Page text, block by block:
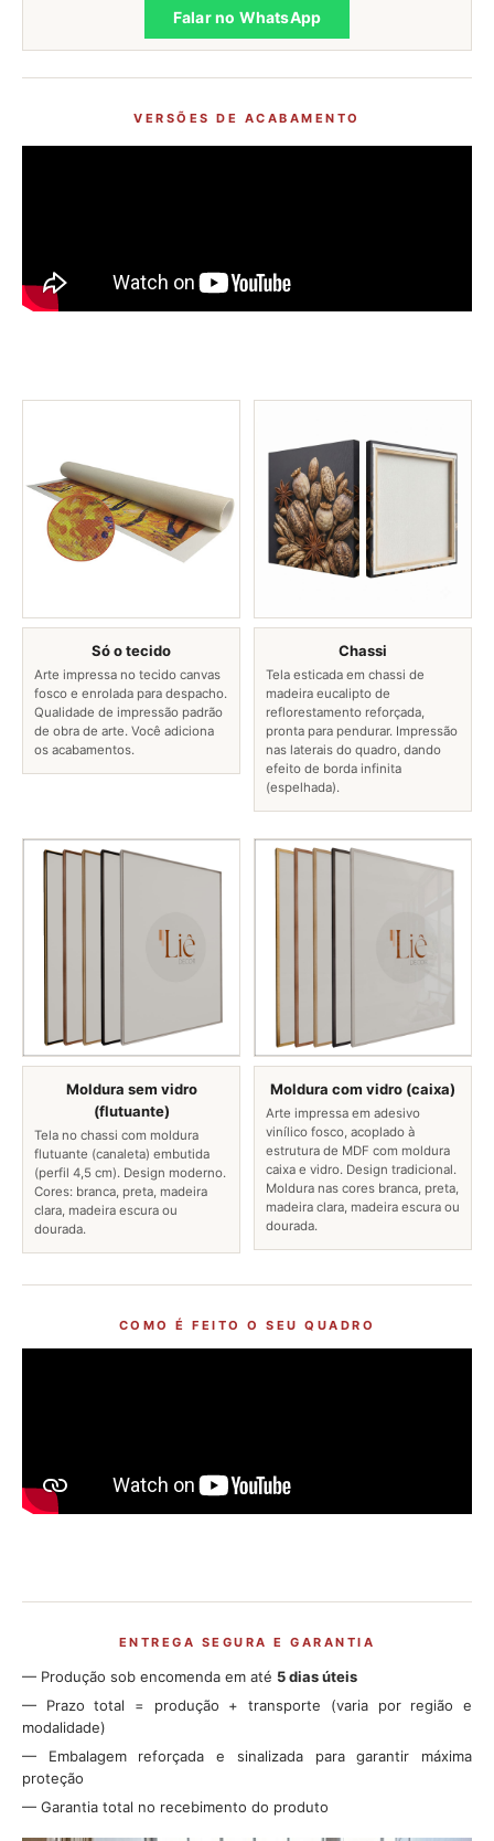
Falar no WhatsApp
VERSÕES DE ACABAMENTO
Só o tecido
Arte impressa no tecido canvas
fosco e enrolada para despacho.
Qualidade de impressão padrão
de obra de arte. Você adiciona
os acabamentos.
Chassi
Tela esticada em chassi de
madeira eucalipto de
reflorestamento reforçada,
pronta para pendurar. Impressão
nas laterais do quadro, dando
efeito de borda infinita
(espelhada).
Moldura sem vidro
(flutuante)
Tela no chassi com moldura
flutuante (canaleta) embutida
(perfil 4,5 cm). Design moderno.
Cores: branca, preta, madeira
clara, madeira escura ou
dourada.
Moldura com vidro (caixa)
Arte impressa em adesivo
vinílico fosco, acoplado à
estrutura de MDF com moldura
caixa e vidro. Design tradicional.
Moldura nas cores branca, preta,
madeira clara, madeira escura ou
dourada.
COMO É FEITO O SEU QUADRO
ENTREGA SEGURA E GARANTIA
— Produção sob encomenda em até 5 dias úteis
— Prazo total = produção + transporte (varia por região e
modalidade)
— Embalagem reforçada e sinalizada para garantir máxima
proteção
— Garantia total no recebimento do produto